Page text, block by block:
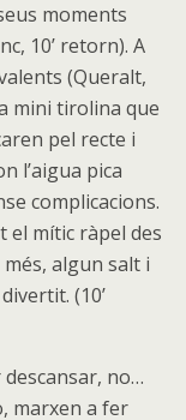
moments
10’ retorn). A
(Queralt,
mini tirolina que
pel recte i
l’aigua pica
complicacions.
el mític ràpel des
algun salt i
(10’
no…
marxen a fer